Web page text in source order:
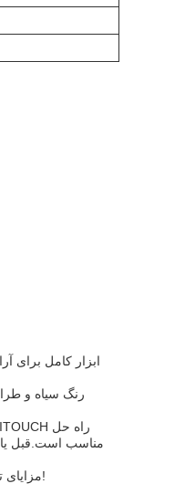
رنگ سياه و
مناسب است.قبل یا
مزایای تفنگ ماساژ ما را تجربه کنید و آرامش و بهبود خود را به سطح بعدی ببرید. امروز سفارش خود را بدهید و تفاوت را احساس کنید!